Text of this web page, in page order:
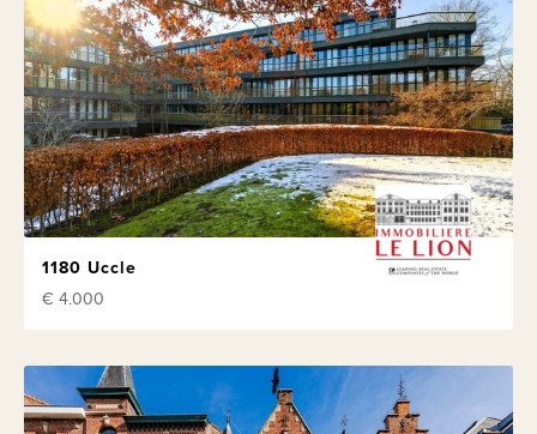
1180 Uccle
€ 4.000